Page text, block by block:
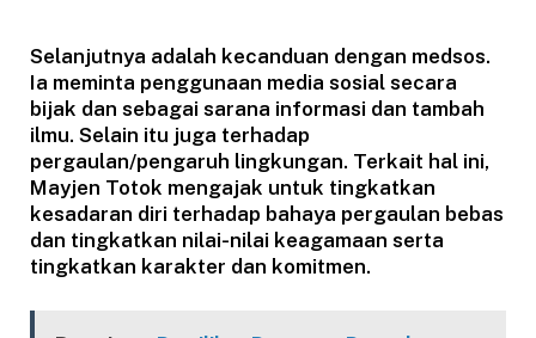
Selanjutnya adalah kecanduan dengan medsos.
Ia meminta penggunaan media sosial secara
bijak dan sebagai sarana informasi dan tambah
ilmu. Selain itu juga terhadap
pergaulan/pengaruh lingkungan. Terkait hal ini,
Mayjen Totok mengajak untuk tingkatkan
kesadaran diri terhadap bahaya pergaulan bebas
dan tingkatkan nilai-nilai keagamaan serta
tingkatkan karakter dan komitmen.